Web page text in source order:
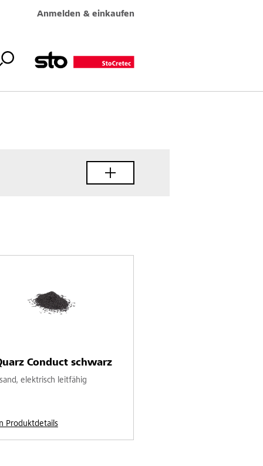
Anmelden & einkaufen
Conduct schwarz
elektrisch leitfähig
Produktdetails